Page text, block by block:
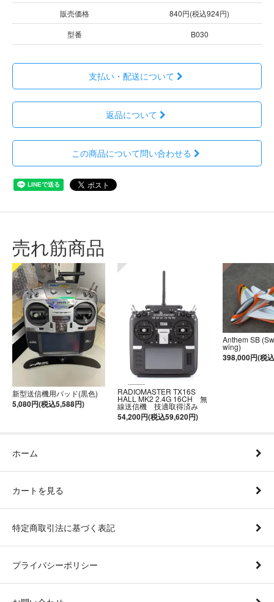
販売価格
840円(税込924円)
型番
B030
支払い・配送について
返品について
この商品について問い合わせる
売れ筋商品
新型送信機用パッド(黒色)
5,080円(税込5,588円)
RADIOMASTER TX16S
HALL MK2 2.4G 16CH 無
線送信機 技適取得済み
54,200円(税込59,620円)
Anthem SB
wing)
398,000円(税
ホーム
カートを見る
特定商取引法に基づく表記
プライバシーポリシー